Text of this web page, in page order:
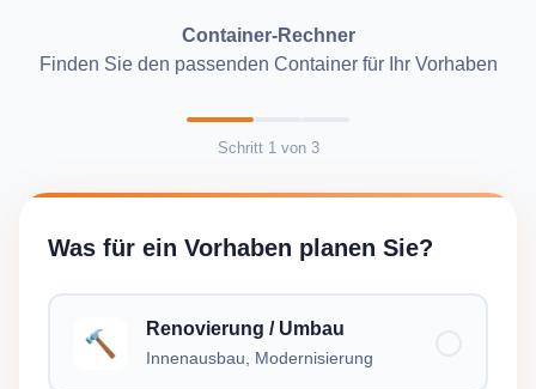
Container-Rechner
Finden Sie den passenden Container für Ihr Vorhaben
Schritt 1von 3
Was für ein Vorhaben planen Sie?
🔨 Renovierung / Umbau
Innenausbau, Modernisierung